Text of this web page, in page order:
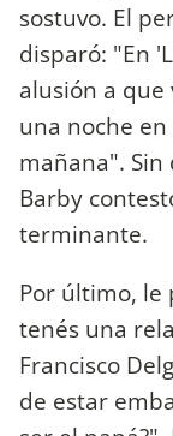
sostuvo. El
disparó: "En
alusión a que
una noche en
mañana". Sin
Barby
terminante.
Por último, le
tenés una
Francisco
de estar